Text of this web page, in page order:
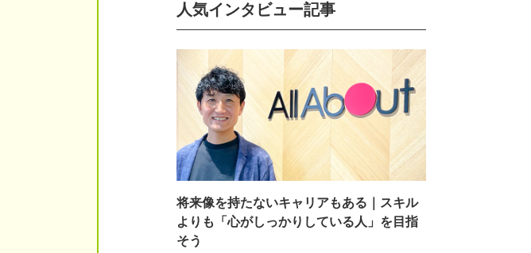
人気インタビュー記事
将来像を持たないキャリアもある｜スキル
よりも「心がしっかりしている人」を目指
そう